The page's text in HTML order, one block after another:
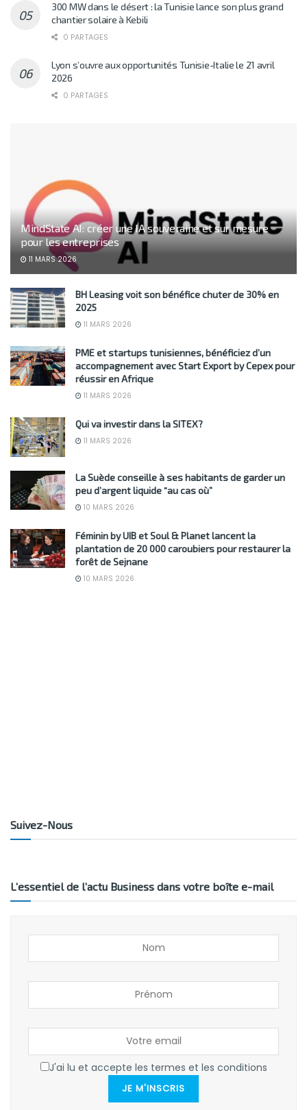
300 MW dans le désert : la Tunisie lance son plus grand
chantier solaire à Kebili
0 PARTAGES
Lyon s’ouvre aux opportunités Tunisie-Italie le 21 avril
2026
0 PARTAGES
MindState AI: créer une IA souveraine et sur mesure
pour les entreprises
11 MARS 2026
BH Leasing voit son bénéfice chuter de 30% en
2025
11 MARS 2026
PME et startups tunisiennes, bénéficiez d’un
accompagnement avec Start Export by Cepex pour
réussir en Afrique
11 MARS 2026
Qui va investir dans la SITEX?
11 MARS 2026
La Suède conseille à ses habitants de garder un
peu d’argent liquide “au cas où”
10 MARS 2026
Féminin by UIB et Soul & Planet lancent la
plantation de 20 000 caroubiers pour restaurer la
forêt de Sejnane
10 MARS 2026
Suivez-Nous
L’essentiel de l’actu Business dans votre boîte e-mail
J'ai lu et accepte les termes et les conditions
JE M'INSCRIS